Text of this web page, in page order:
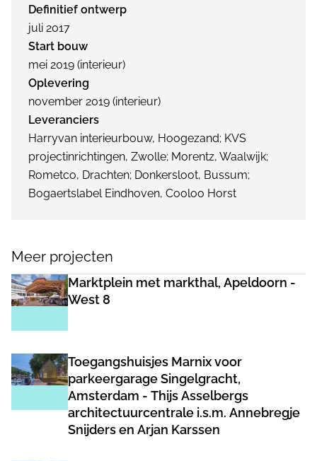
Definitief ontwerp
juli 2017
Start bouw
mei 2019 (interieur)
Oplevering
november 2019 (interieur)
Leveranciers
Harryvan interieurbouw, Hoogezand; KVS
projectinrichtingen, Zwolle; Morentz, Waalwijk;
Rometco, Drachten; Donkersloot, Bussum;
Bogaertslabel Eindhoven, Cooloo Horst
Meer projecten
Marktplein met markthal, Apeldoorn -
West 8
Toegangshuisjes Marnix voor
parkeergarage Singelgracht,
Amsterdam - Thijs Asselbergs
architectuurcentrale i.s.m. Annebregje
Snijders en Arjan Karssen